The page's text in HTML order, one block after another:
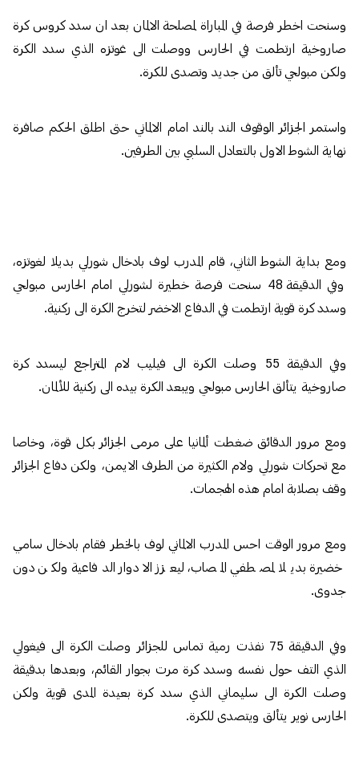
وسنحت اخطر فرصة في المباراة لمصلحة الالمان بعد ان سدد كروس كرة
صاروخية ارتطمت في الحارس ووصلت الى غوتزه الذي سدد الكرة
ولكن مبولحي تألق من جديد وتصدى للكرة.
واستمر الجزائر الوقوف الند بالند امام الالماني حتى اطلق الحكم صافرة
نهاية الشوط الاول بالتعادل السلبي بين الطرفين.
ومع بداية الشوط الثاني، قام المدرب لوف بادخال شورلي بديلا لغوتزه،
وفي الدقيقة 48 سنحت فرصة خطيرة لشورلي امام الحارس مبولحي
وسدد كرة قوية ارتطمت في الدفاع الاخضر لتخرج الكرة الى ركنية.
وفي الدقيقة 55 وصلت الكرة الى فيليب لام المتراجع ليسدد كرة
صاروخية يتألق الحارس مبولحي ويبعد الكرة بيده الى ركنية للألمان.
ومع مرور الدقائق ضغطت ألمانيا على مرمى الجزائر بكل قوة، وخاصا
مع تحركات شورلي ولام الكثيرة من الطرف الايمن، ولكن دفاع الجزائر
وقف بصلابة امام هذه الهجمات.
ومع مرور الوقت احس المدرب الالماني لوف بالخطر فقام بادخال سامي
خضيرة بديلا لمصطفي المصاب، ليعزز الادوار الدفاعية ولكن دون
جدوى.
وفي الدقيقة 75 نفذت رمية تماس للجزائر وصلت الكرة الى فيغولي
الذي التف حول نفسه وسدد كرة مرت بجوار القائم، وبعدها بدقيقة
وصلت الكرة الى سليماني الذي سدد كرة بعيدة المدى قوية ولكن
الحارس نوير يتألق ويتصدى للكرة.